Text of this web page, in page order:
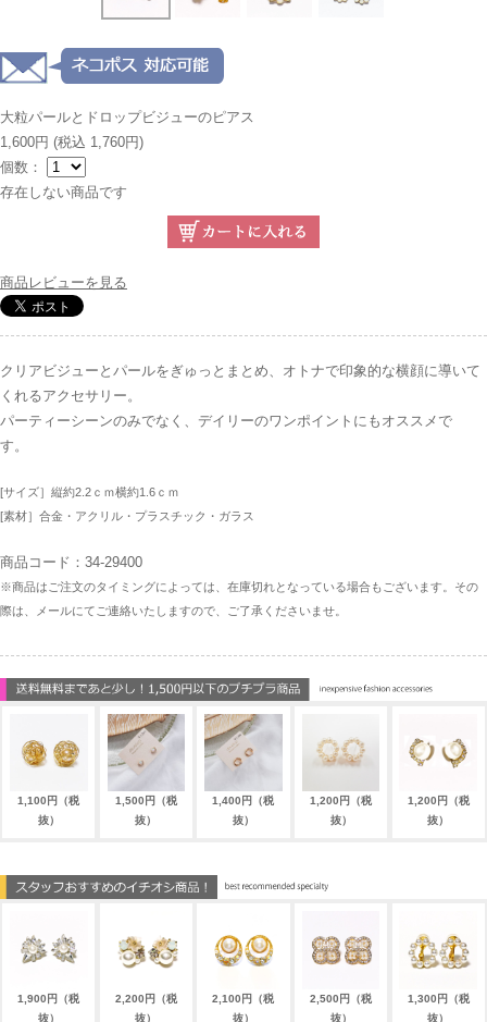
大粒パールとドロップビジューのピアス
1,600円 (税込 1,760円)
個数：
存在しない商品です
商品レビューを見る
クリアビジューとパールをぎゅっとまとめ、オトナで印象的な横顔に導いて
くれるアクセサリー。
パーティーシーンのみでなく、デイリーのワンポイントにもオススメで
す。
[サイズ］縦約2.2ｃｍ横約1.6ｃｍ
[素材］合金・アクリル・プラスチック・ガラス
商品コード：34-29400
※商品はご注文のタイミングによっては、在庫切れとなっている場合もございます。その
際は、メールにてご連絡いたしますので、ご了承くださいませ。
1,100円（税
抜）
1,500円（税
抜）
1,400円（税
抜）
1,200円（税
抜）
1,200円（税
抜）
1,900円（税
抜）
2,200円（税
抜）
2,100円（税
抜）
2,500円（税
抜）
1,300円（税
抜）